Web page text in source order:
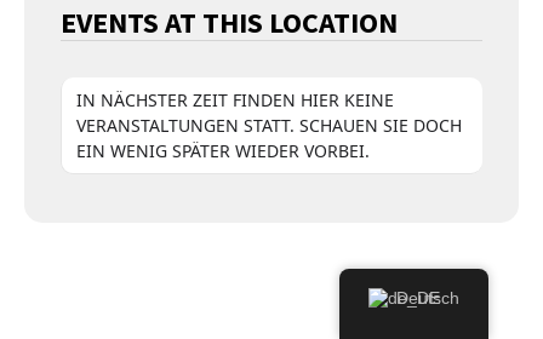
EVENTS AT THIS LOCATION
IN NÄCHSTER ZEIT FINDEN HIER KEINE
VERANSTALTUNGEN STATT. SCHAUEN SIE DOCH
EIN WENIG SPÄTER WIEDER VORBEI.
Deutsch